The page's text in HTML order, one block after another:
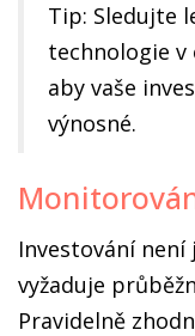
Tip: Sledujte
technologie
aby vaše
výnosné.
Investování není
vyžaduje
Pravidelně